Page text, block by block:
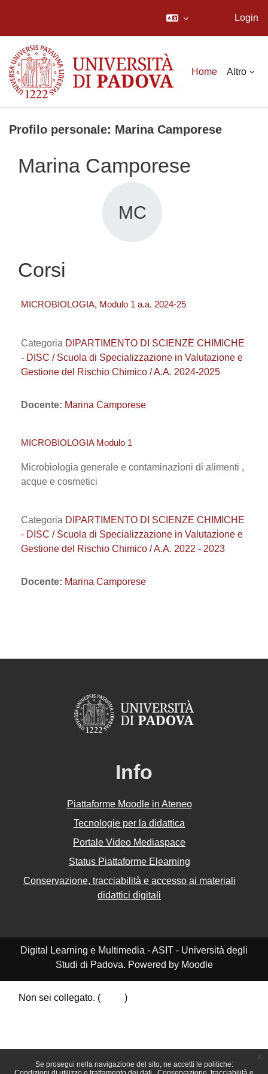
Se prosegui nella navigazione del sito, ne accetti le politiche:
Login
Home Altro
Profilo personale: Marina Camporese
Marina Camporese
MC
Corsi
MICROBIOLOGIA, Modulo 1 a.a. 2024-25
Categoria DIPARTIMENTO DI SCIENZE CHIMICHE
- DISC / Scuola di Specializzazione in Valutazione e
Gestione del Rischio Chimico / A.A. 2024-2025
Docente: Marina Camporese
MICROBIOLOGIA Modulo 1
Microbiologia generale e contaminazioni di alimenti ,
acque e cosmetici
Categoria DIPARTIMENTO DI SCIENZE CHIMICHE
- DISC / Scuola di Specializzazione in Valutazione e
Gestione del Rischio Chimico / A.A. 2022 - 2023
Docente: Marina Camporese
Info
Piattaforme Moodle in Ateneo
Tecnologie per la didattica
Portale Video Mediaspace
Status Piattaforme Elearning
Conservazione, tracciabilità e accesso ai materiali
didattici digitali
Digital Learning e Multimedia - ASIT - Università degli
Studi di Padova. Powered by Moodle
Non sei collegato. (
)